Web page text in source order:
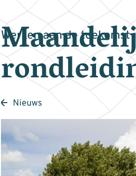
Werken aan de toekomst
Nieuws